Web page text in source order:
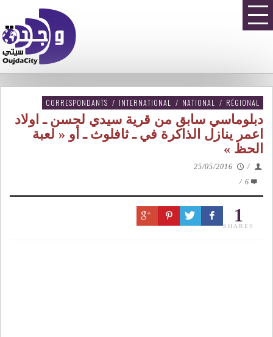
CORRESPONDANTS / INTERNATIONAL / NATIONAL / RÉGIONAL
دبلوماسي سابق من قرية سيدي لحسن ـ اولاد
اعمر ينازل الذاكرة في ـ ثافلوث ـ أو « لعبة
الحظ »
/
25/05/2016
6
/
1
SHARES